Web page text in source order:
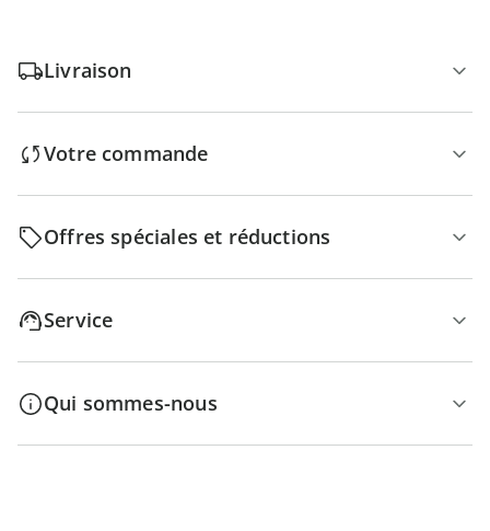
Livraison
Votre commande
Offres spéciales et réductions
Service
Qui sommes-nous